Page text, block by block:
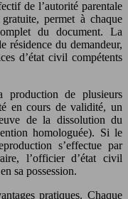
de l’autorité parentale
permet à chaque
du document. La
résidence du demandeur,
d’état civil compétents
production de plusieurs
en cours de validité, un
de la dissolution du
homologuée). Si le
s’effectue par
l’officier d’état civil
sa possession.
pratiques. Chaque